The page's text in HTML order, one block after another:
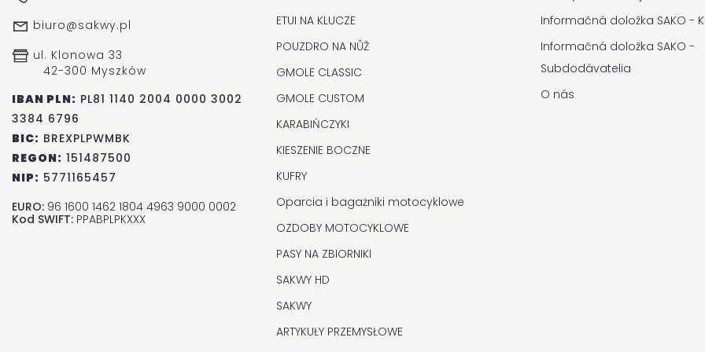
biuro@sakwy.pl
ul. Klonowa 33
42-300 Myszków
IBAN PLN: PL81 1140 2004 0000 3002
3384 6796
BIC: BREXPLPWMBK
REGON: 151487500
NIP: 5771165457
EURO: 96 1600 1462 1804 4963 9000 0002
Kod SWIFT: PPABPLPKXXX
ETUI NA KLUCZE
POUZDRO NA NŮŽ
GMOLE CLASSIC
GMOLE CUSTOM
KARABIŃCZYKI
KIESZENIE BOCZNE
KUFRY
Oparcia i bagażniki motocyklowe
OZDOBY MOTOCYKLOWE
PASY NA ZBIORNIKI
SAKWY HD
SAKWY
ARTYKUŁY PRZEMYSŁOWE
Informačná doložka SAKO -
Informačná doložka SAKO -
Subdodávatelia
O nás